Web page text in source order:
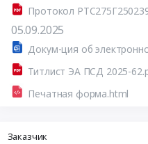
Протокол
05.09.2025
Титлист ЭА ПСД 2025-
Печатная форма.html
Заказчик